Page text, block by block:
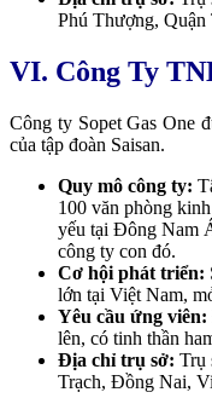
Phú Thượng,
VI. Công Ty
Công ty Sopet Gas One
của tập đoàn Saisan.
Quy mô công ty:
100 văn phòng
yếu tại Đông Nam
công ty con đó.
Cơ hội phát triển:
lớn tại Việt Nam,
Yêu cầu ứng viên:
lên, có tinh thần
Địa chỉ trụ sở: Trụ
Trạch, Đồng Nai,